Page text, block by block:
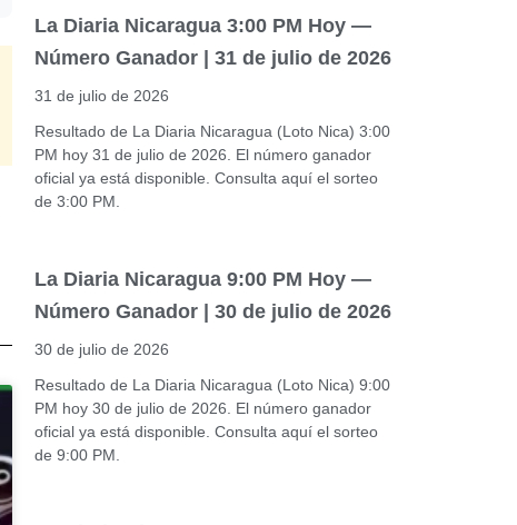
La Diaria Nicaragua 3:00 PM Hoy —
Número Ganador | 31 de julio de 2026
31 de julio de 2026
Resultado de La Diaria Nicaragua (Loto Nica) 3:00
PM hoy 31 de julio de 2026. El número ganador
oficial ya está disponible. Consulta aquí el sorteo
de 3:00 PM.
La Diaria Nicaragua 9:00 PM Hoy —
Número Ganador | 30 de julio de 2026
30 de julio de 2026
Resultado de La Diaria Nicaragua (Loto Nica) 9:00
PM hoy 30 de julio de 2026. El número ganador
oficial ya está disponible. Consulta aquí el sorteo
de 9:00 PM.